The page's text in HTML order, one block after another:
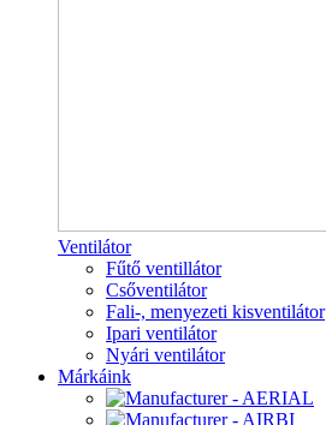
Ventilátor
Fűtő ventillátor
Csőventilátor
Fali-, menyezeti kisventilátor
Ipari ventilátor
Nyári ventilátor
Márkáink